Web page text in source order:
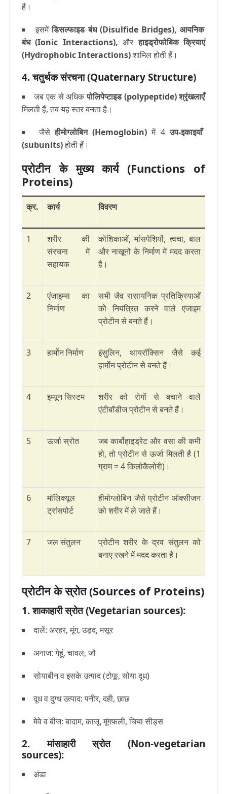
है।
इसमेंडिसल्फाइड बंध (Disulfide Bridges), आयनिक
बंध (Ionic Interactions),औरहाइड्रोफोबिक क्रियाएं
(Hydrophobic Interactions)शामिल होती हैं।
4. चतुर्थक संरचना (Quaternary Structure)
जब एक से अधिकपोलिपेप्टाइड (polypeptide) श्रृंखलाएँ
मिलती हैं, तब यह स्तर बनता है।
जैसेहीमोग्लोबिन (Hemoglobin) में 4उप-इकाइयाँ
(subunits)होती हैं।
प्रोटीन के मुख्य कार्य (Functions of
Proteins)
क्र. कार्य विवरण
1
शरीर की
संरचना में
सहायक
कोशिकाओं, मांसपेशियों, त्वचा, बाल
और नाखूनों के निर्माण में मदद करता
है।
2
एंजाइम्स का
निर्माण
सभी जैव रासायनिक प्रतिक्रियाओं
को नियंत्रित करने वाले एंजाइम
प्रोटीन से बनते हैं।
3 हार्मोन निर्माण
इंसुलिन, थायरॉक्सिन जैसे कई
हार्मोन प्रोटीन से बनते हैं।
4 इम्यून सिस्टम
शरीर को रोगों से बचाने वाले
एंटीबॉडीज प्रोटीन से बनते हैं।
5 ऊर्जा स्रोत
जब कार्बोहाइड्रेट और वसा की कमी
हो, तो प्रोटीन से ऊर्जा मिलती है (1
ग्राम = 4 किलोकैलोरी)।
6
मॉलिक्यूल
ट्रांसपोर्ट
हीमोग्लोबिन जैसे प्रोटीन ऑक्सीजन
को शरीर में ले जाते हैं।
7 जल संतुलन
प्रोटीन शरीर के द्रव संतुलन को
बनाए रखने में मदद करता है।
प्रोटीन के स्रोत (Sources of Proteins)
1. शाकाहारी स्रोत (Vegetarian sources):
दालें: अरहर, मूंग, उड़द, मसूर
अनाज: गेहूं, चावल, जौ
सोयाबीन व इसके उत्पाद (टोफू, सोया दूध)
दूध व दुग्ध उत्पाद: पनीर, दही, छाछ
मेवे व बीज: बादाम, काजू, मूंगफली, चिया सीड्स
2. मांसाहारी स्रोत (Non-vegetarian
sources):
अंडा